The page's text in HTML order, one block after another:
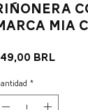
Mia
BRL
*